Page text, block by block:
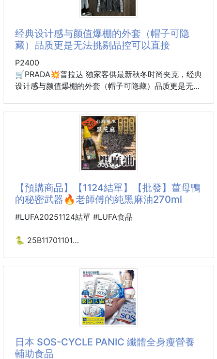
经典设计感与颜值爆棚的外套（帽子可隐
藏）品质更是无法挑剔品控可以直接
P2400
🛒PRADA💥普拉达 独家客供最新秋冬时尚夹克，经典
设计感与颜值爆棚的外套（帽子可隐藏）品质更是无法
完全不用担心会有一点寒意！时尚与功能性兼备，整款
显得更加的奢华大气！
【預購商品】【1124結單】【批發】薑母鴨
的秘密武器🔥老師傅的純黑麻油270ml
#LUFA20251124結單 #LUFA食品
🐍 25B11701101
這款老師傅黑麻油完全手工製作
每一步都講究👉從挑選上等黑芝麻
保留了最天然的香氣與營養💯
日本 SOS-CYCLE PANIC 纖體全身瘦營養
輔助食品